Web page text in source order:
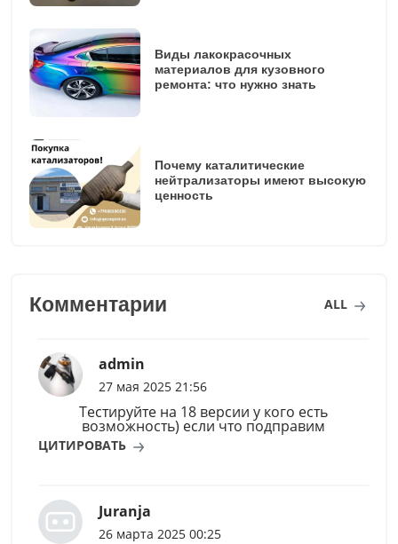
Виды лакокрасочных
материалов для кузовного
ремонта: что нужно знать
Почему каталитические
нейтрализаторы имеют высокую
ценность
Комментарии ALL
admin
27 мая 2025 21:56
Тестируйте на 18 версии у кого есть
возможность) если что подправим
ЦИТИРОВАТЬ
Juranja
26 марта 2025 00:25